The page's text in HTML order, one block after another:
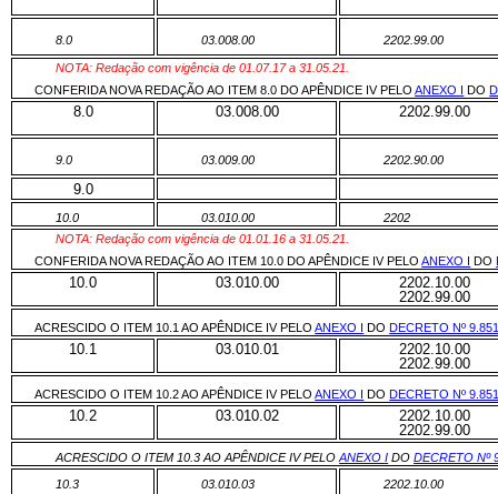
8.0 03.008.00 2202.99.00
NOTA: Redação com vigência de 01.07.17 a 31.05.21.
CONFERIDA NOVA REDAÇÃO AO ITEM 8.0 DO APÊNDICE IV PELOANEXO I DO
8.0 03.008.00 2202.99.00
9.0 03.009.00 2202.90.00
9.0
10.0 03.010.00
2202
NOTA: Redação com vigência de 01.01.16 a 31.05.21.
CONFERIDA NOVA REDAÇÃO AO ITEM 10.0 DO APÊNDICE IV PELOANEXO I DO
10.0 03.010.00
2202.10.00
2202.99.00
ACRESCIDO O ITEM 10.1 AO APÊNDICE IV PELOANEXO I DODECRETO Nº
10.1 03.010.01
2202.10.00
2202.99.00
ACRESCIDO O ITEM 10.2 AO APÊNDICE IV PELOANEXO I DODECRETO Nº
10.2 03.010.02
2202.10.00
2202.99.00
ACRESCIDO O ITEM 10.3 AO APÊNDICE IV PELOANEXO I DODECRETO Nº
10.3
03.010.03
2202.10.00